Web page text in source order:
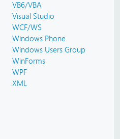
VB6/VBA
Visual Studio
WCF/WS
Windows Phone
Windows Users Group
WinForms
WPF
XML